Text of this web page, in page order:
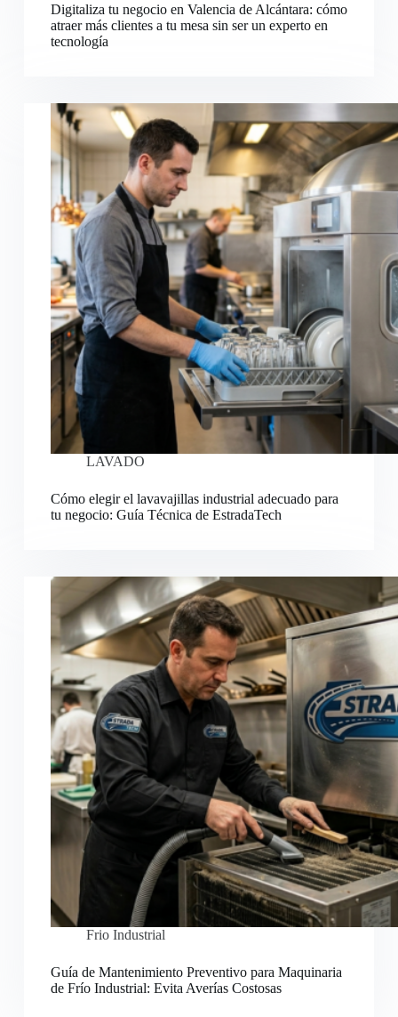
Digitaliza tu negocio en Valencia de Alcántara: cómo
atraer más clientes a tu mesa sin ser un experto en
tecnología
LAVADO
Cómo elegir el lavavajillas industrial adecuado para
tu negocio: Guía Técnica de EstradaTech
Frio Industrial
Guía de Mantenimiento Preventivo para Maquinaria
de Frío Industrial: Evita Averías Costosas